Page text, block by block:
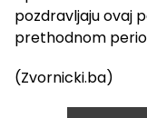
pozdravljaju ovaj
prethodnom
(Zvornicki.ba)